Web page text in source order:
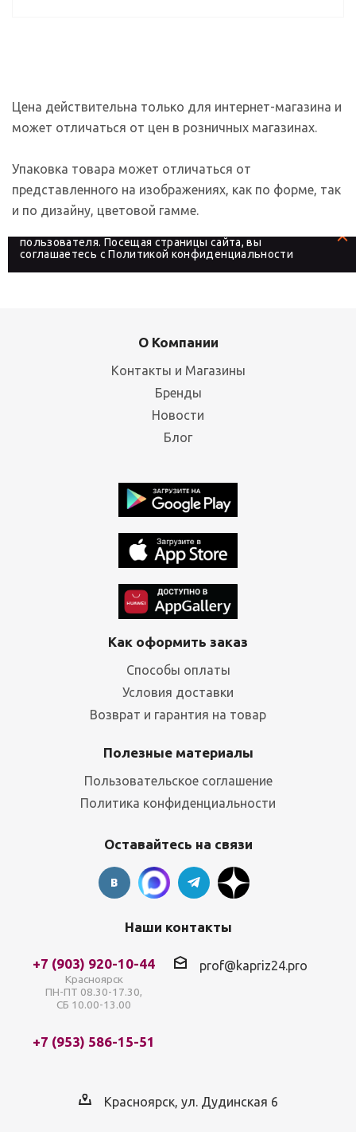
Цена действительна только для интернет-магазина и
может отличаться от цен в розничных магазинах.
Упаковка товара может отличаться от
представленного на изображениях, как по форме, так
и по дизайну, цветовой гамме.
На сайте используются файлы cookies, которые его
пользователя. Посещая страницы сайта, вы
соглашаетесь сПолитикой конфиденциальности
О Компании
Контакты и Магазины
Бренды
Новости
Блог
Как оформить заказ
Способы оплаты
Условия доставки
Возврат и гарантия на товар
Полезные материалы
Пользовательское соглашение
Политика конфиденциальности
Оставайтесь на связи
Наши контакты
+7 (903) 920-10-44
Красноярск
ПН-ПТ 08.30-17.30,
СБ 10.00-13.00
+7 (953) 586-15-51
prof@kapriz24.pro
Красноярск, ул. Дудинская 6